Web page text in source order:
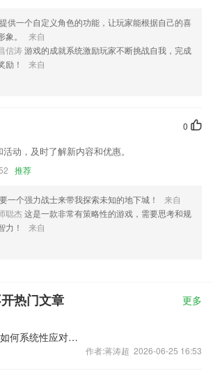
提供一个自定义角色的功能，让玩家能根据自己的喜
象。
来自
信涛游戏的成就系统激励玩家不断挑战自我，完成
励！
来自
0
动，及时了解新内容和优惠。
推荐
一个强力战士来带我探索未知的地下城！
来自
聪杰这是一款非常有策略性的游戏，需要思考和规
力！
来自
热门文章 更多
专家观点：金融业态如何系统性应对词元经济等诸多挑战
作者:蒋涛超 2026-06-25 16:53